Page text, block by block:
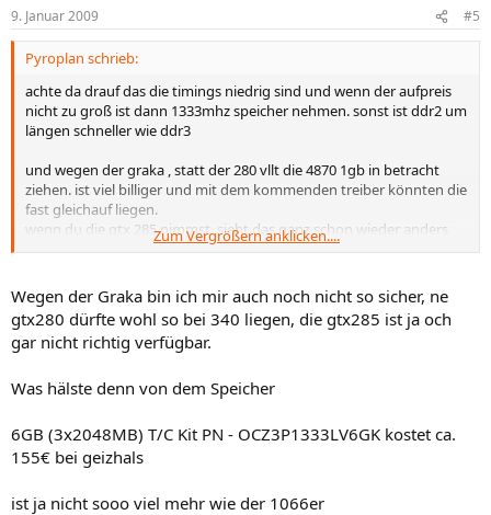
9. Januar 2009 #5
Pyroplan schrieb:
achte da drauf das die timings niedrig sind und wenn der aufpreis
nicht zu groß ist dann 1333mhz speicher nehmen. sonst ist ddr2 um
längen schneller wie ddr3
und wegen der graka , statt der 280 vllt die 4870 1gb in betracht
ziehen. ist viel billiger und mit dem kommenden treiber könnten die
fast gleichauf liegen.
wenn du die gtx 285 nimmst, sieht das ganz schon wieder anders
aus. da musst du denn gucken ob für dich sinn macht das doppelte
Zum Vergrößern anklicken....
Wegen der Graka bin ich mir auch noch nicht so sicher, ne
gtx280 dürfte wohl so bei 340 liegen, die gtx285 ist ja och
gar nicht richtig verfügbar.
Was hälste denn von dem Speicher
6GB (3x2048MB) T/C Kit PN - OCZ3P1333LV6GK kostet ca.
155€ bei geizhals
ist ja nicht sooo viel mehr wie der 1066er